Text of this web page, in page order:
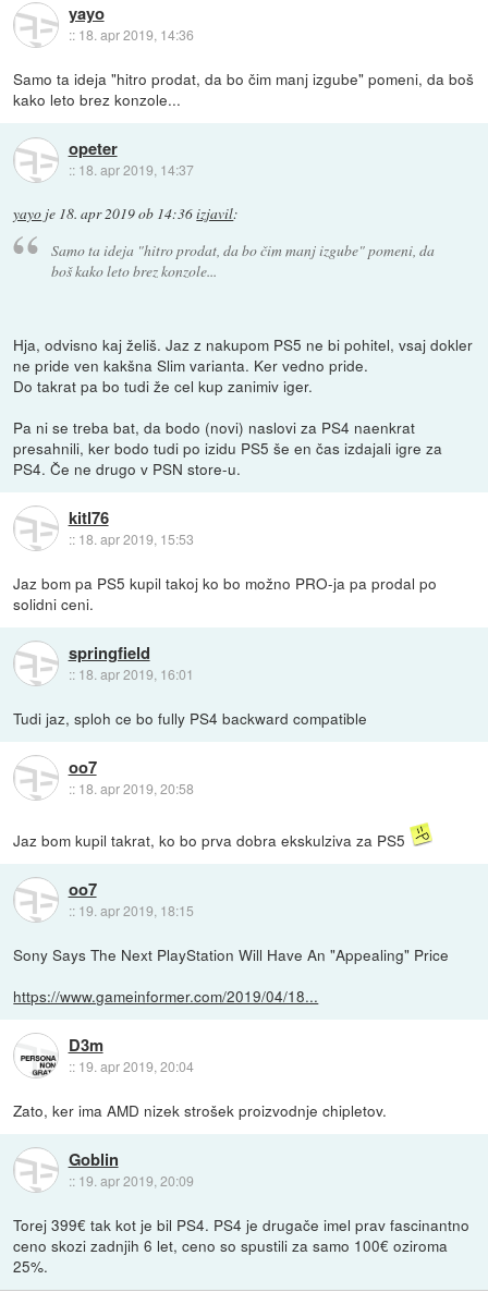
yayo
:: 18. apr 2019, 14:36
Samo ta ideja "hitro prodat, da bo čim manj izgube" pomeni, da boš
kako leto brez konzole...
opeter
:: 18. apr 2019, 14:37
yayo je 18. apr 2019 ob 14:36izjavil:
Samo ta ideja "hitro prodat, da bo čim manj izgube" pomeni, da
boš kako leto brez konzole...
Hja, odvisno kaj želiš. Jaz z nakupom PS5 ne bi pohitel, vsaj dokler
ne pride ven kakšna Slim varianta. Ker vedno pride.
Do takrat pa bo tudi že cel kup zanimiv iger.
Pa ni se treba bat, da bodo (novi) naslovi za PS4 naenkrat
presahnili, ker bodo tudi po izidu PS5 še en čas izdajali igre za
PS4. Če ne drugo v PSN store-u.
kitl76
:: 18. apr 2019, 15:53
Jaz bom pa PS5 kupil takoj ko bo možno PRO-ja pa prodal po
solidni ceni.
springfield
:: 18. apr 2019, 16:01
Tudi jaz, sploh ce bo fully PS4 backward compatible
oo7
:: 18. apr 2019, 20:58
Jaz bom kupil takrat, ko bo prva dobra ekskulziva za PS5
oo7
:: 19. apr 2019, 18:15
Sony Says The Next PlayStation Will Have An "Appealing" Price
https://www.gameinformer.com/2019/04/18...
D3m
:: 19. apr 2019, 20:04
Zato, ker ima AMD nizek strošek proizvodnje chipletov.
Goblin
:: 19. apr 2019, 20:09
Torej 399€ tak kot je bil PS4. PS4 je drugače imel prav fascinantno
ceno skozi zadnjih 6 let, ceno so spustili za samo 100€ oziroma
25%.